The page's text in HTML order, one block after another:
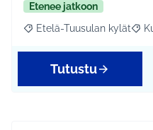
Etenee jatkoon
Rajaa tulokset aihepiirin
Etelä-Tuusulan kylät
Tutustu